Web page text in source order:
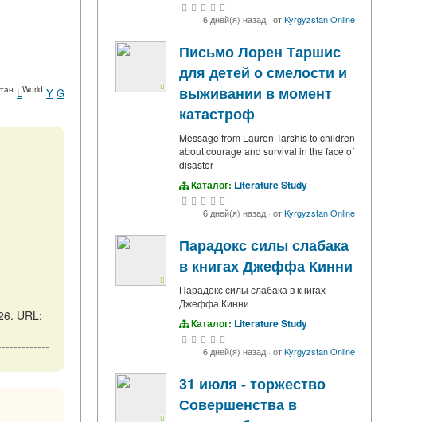
L World Y G
URL:
6 дней(я) назад· отKyrgyzstan Online
Письмо Лорен Таршис
для детей о смелости и
выживании в момент
катастроф
Message from Lauren Tarshis to children
about courage and survival in the face of
disaster
Каталог: Literature Study
6 дней(я) назад· отKyrgyzstan Online
Парадокс силы слабака
в книгах Джеффа Кинни
Парадокс силы слабака в книгах
Джеффа Кинни
Каталог: Literature Study
6 дней(я) назад· отKyrgyzstan Online
31 июля - торжество
Совершенства в